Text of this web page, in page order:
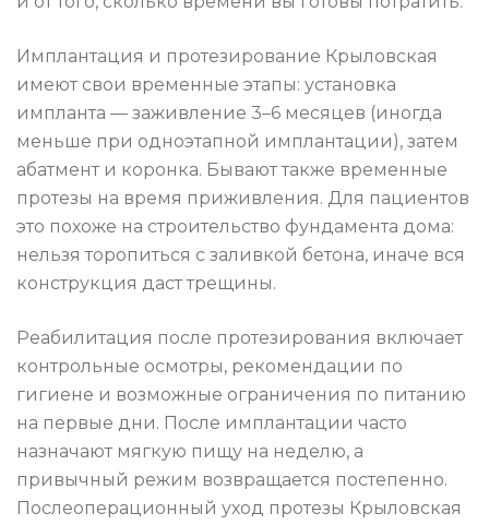
Имплантация и протезирование Крыловская
имеют свои временные этапы: установка
импланта — заживление 3–6 месяцев (иногда
меньше при одноэтапной имплантации), затем
абатмент и коронка. Бывают также временные
протезы на время приживления. Для пациентов
это похоже на строительство фундамента дома:
нельзя торопиться с заливкой бетона, иначе вся
конструкция даст трещины.
Реабилитация после протезирования включает
контрольные осмотры, рекомендации по
гигиене и возможные ограничения по питанию
на первые дни. После имплантации часто
назначают мягкую пищу на неделю, а
привычный режим возвращается постепенно.
Послеоперационный уход протезы Крыловская